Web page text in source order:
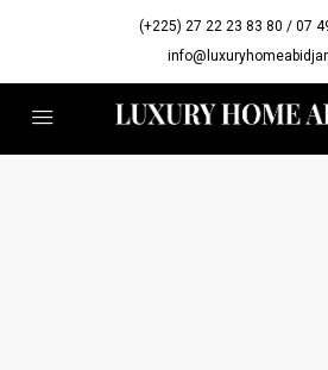
(+225) 27 22 23 83 80 / 07